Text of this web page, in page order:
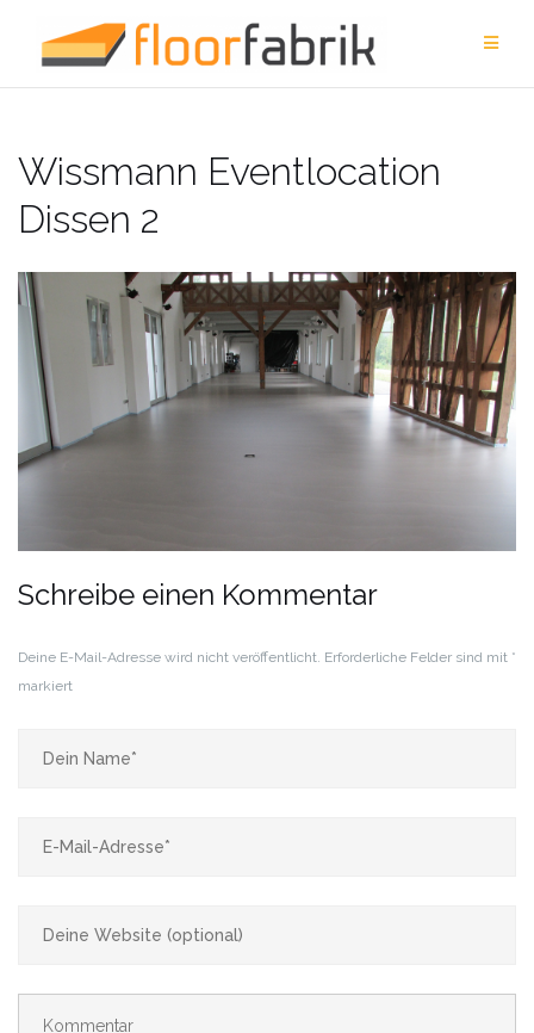
Inhalt
springen
Wissmann Eventlocation
Dissen 2
Schreibe einen Kommentar
Deine E-Mail-Adresse wird nicht veröffentlicht. Erforderliche Felder sind mit *
markiert